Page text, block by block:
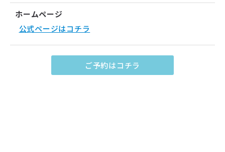
ホームページ
公式ページはコチラ
ご予約はコチラ